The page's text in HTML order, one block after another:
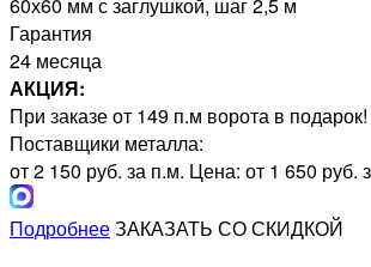
Гарантия
24 месяца
АКЦИЯ:
При заказе от 149 п.м ворота в подарок!
Поставщики металла:
от 2 150 руб. за п.м. Цена: от 1 650 руб.
ПодробнееЗАКАЗАТЬ СО СКИДКОЙ